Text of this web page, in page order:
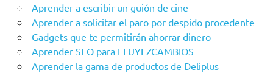
Aprender a escribir un guión de cine
Aprender a solicitar el paro por despido procedente
Gadgets que te permitirán ahorrar dinero
Aprender SEO para FLUYEZCAMBIOS
Aprender la gama de productos de Deliplus